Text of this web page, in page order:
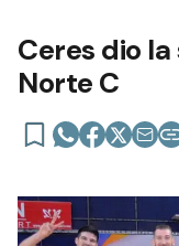
Ceres dio
Norte C